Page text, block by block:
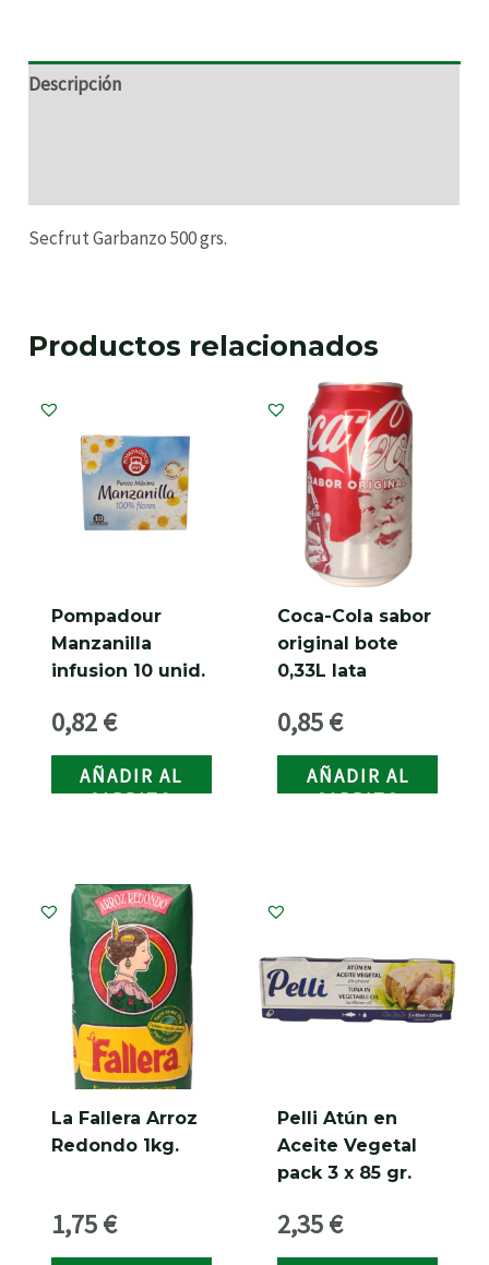
Descripción
Secfrut Garbanzo 500 grs.
Productos relacionados
Pompadour
Manzanilla
infusion 10 unid.
0,82€
AÑADIR AL
CARRITO
Coca-Cola sabor
original bote
0,33L lata
0,85€
AÑADIR AL
CARRITO
La Fallera Arroz
Redondo 1kg.
1,75€
Pelli Atún en
Aceite Vegetal
pack 3 x 85 gr.
2,35€